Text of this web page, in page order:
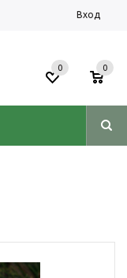
Вход
0 0